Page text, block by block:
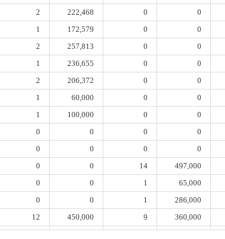
2 222,468 0 0
1 172,579 0 0
2 257,813 0 0
1 236,655 0 0
2 206,372 0 0
1 60,000 0 0
1 100,000 0 0
0 0 0 0
0 0 0 0
0 0 14 497,000
0 0 1 65,000
0 0 1 286,000
12 450,000 9 360,000